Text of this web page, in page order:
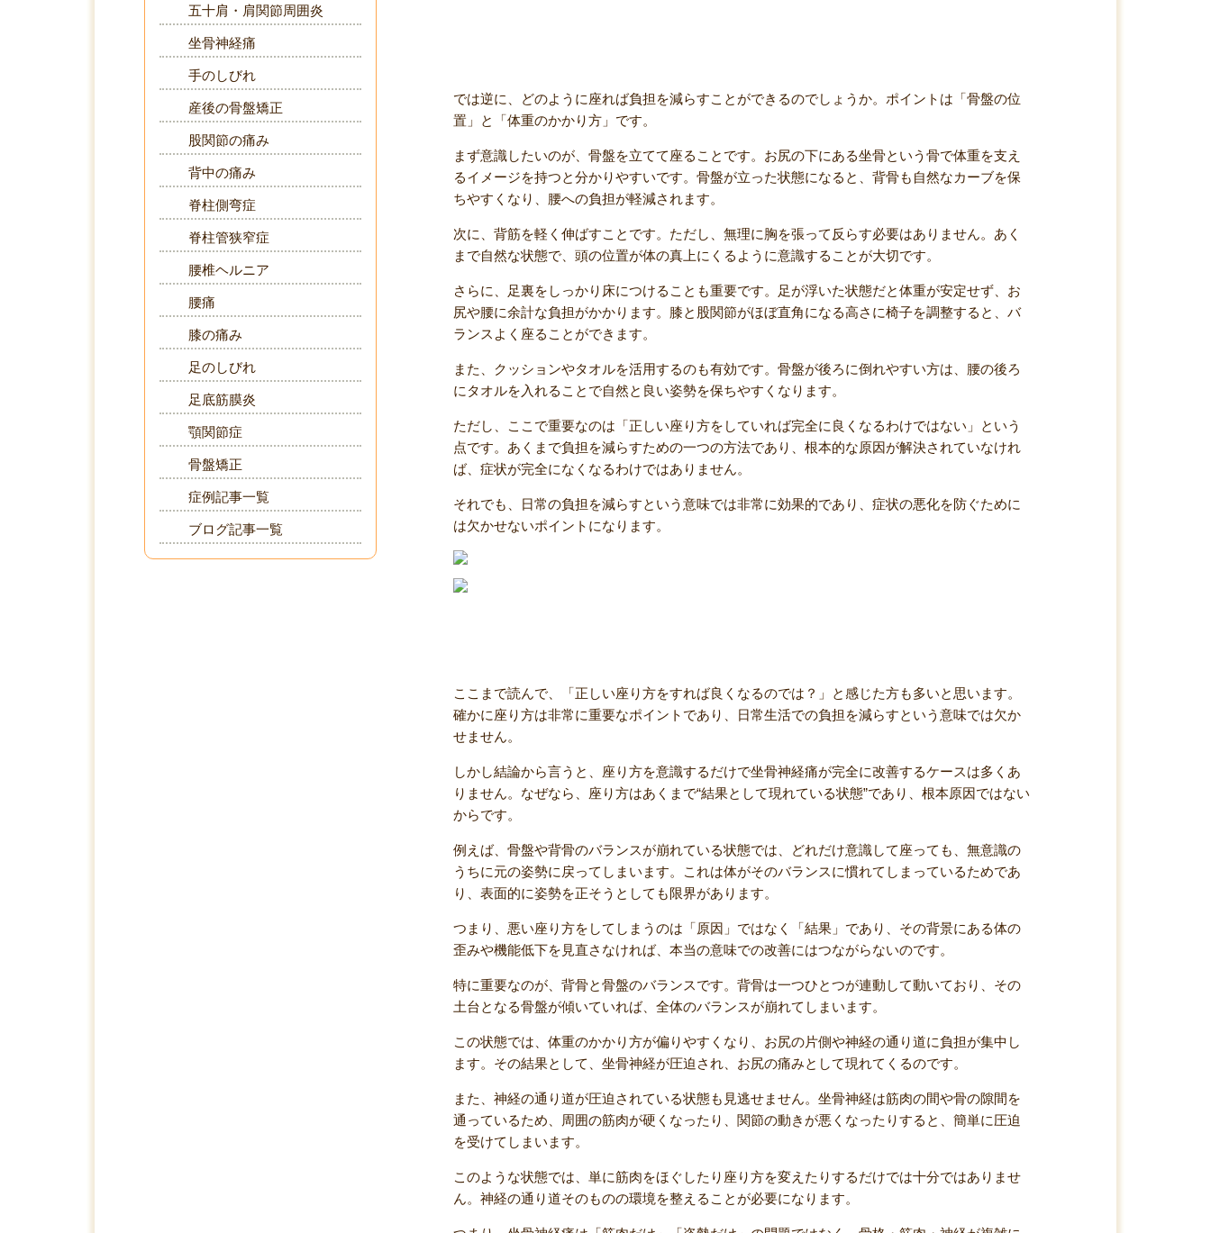
では逆に、どのように座れば負担を減らすことができるのでしょうか。ポイントは「骨盤の位
置」と「体重のかかり方」です。
まず意識したいのが、骨盤を立てて座ることです。お尻の下にある坐骨という骨で体重を支え
るイメージを持つと分かりやすいです。骨盤が立った状態になると、背骨も自然なカーブを保
ちやすくなり、腰への負担が軽減されます。
次に、背筋を軽く伸ばすことです。ただし、無理に胸を張って反らす必要はありません。あく
まで自然な状態で、頭の位置が体の真上にくるように意識することが大切です。
さらに、足裏をしっかり床につけることも重要です。足が浮いた状態だと体重が安定せず、お
尻や腰に余計な負担がかかります。膝と股関節がほぼ直角になる高さに椅子を調整すると、バ
ランスよく座ることができます。
また、クッションやタオルを活用するのも有効です。骨盤が後ろに倒れやすい方は、腰の後ろ
にタオルを入れることで自然と良い姿勢を保ちやすくなります。
ただし、ここで重要なのは「正しい座り方をしていれば完全に良くなるわけではない」という
点です。あくまで負担を減らすための一つの方法であり、根本的な原因が解決されていなけれ
ば、症状が完全になくなるわけではありません。
それでも、日常の負担を減らすという意味では非常に効果的であり、症状の悪化を防ぐために
は欠かせないポイントになります。
ここまで読んで、「正しい座り方をすれば良くなるのでは？」と感じた方も多いと思います。
確かに座り方は非常に重要なポイントであり、日常生活での負担を減らすという意味では欠か
せません。
しかし結論から言うと、座り方を意識するだけで坐骨神経痛が完全に改善するケースは多くあ
りません。なぜなら、座り方はあくまで“結果として現れている状態”であり、根本原因ではない
からです。
例えば、骨盤や背骨のバランスが崩れている状態では、どれだけ意識して座っても、無意識の
うちに元の姿勢に戻ってしまいます。これは体がそのバランスに慣れてしまっているためであ
り、表面的に姿勢を正そうとしても限界があります。
つまり、悪い座り方をしてしまうのは「原因」ではなく「結果」であり、その背景にある体の
歪みや機能低下を見直さなければ、本当の意味での改善にはつながらないのです。
特に重要なのが、背骨と骨盤のバランスです。背骨は一つひとつが連動して動いており、その
土台となる骨盤が傾いていれば、全体のバランスが崩れてしまいます。
この状態では、体重のかかり方が偏りやすくなり、お尻の片側や神経の通り道に負担が集中し
ます。その結果として、坐骨神経が圧迫され、お尻の痛みとして現れてくるのです。
また、神経の通り道が圧迫されている状態も見逃せません。坐骨神経は筋肉の間や骨の隙間を
通っているため、周囲の筋肉が硬くなったり、関節の動きが悪くなったりすると、簡単に圧迫
を受けてしまいます。
このような状態では、単に筋肉をほぐしたり座り方を変えたりするだけでは十分ではありませ
ん。神経の通り道そのものの環境を整えることが必要になります。
五十肩・肩関節周囲炎
坐骨神経痛
手のしびれ
産後の骨盤矯正
股関節の痛み
背中の痛み
脊柱側弯症
脊柱管狭窄症
腰椎ヘルニア
腰痛
膝の痛み
足のしびれ
足底筋膜炎
顎関節症
骨盤矯正
症例記事一覧
ブログ記事一覧